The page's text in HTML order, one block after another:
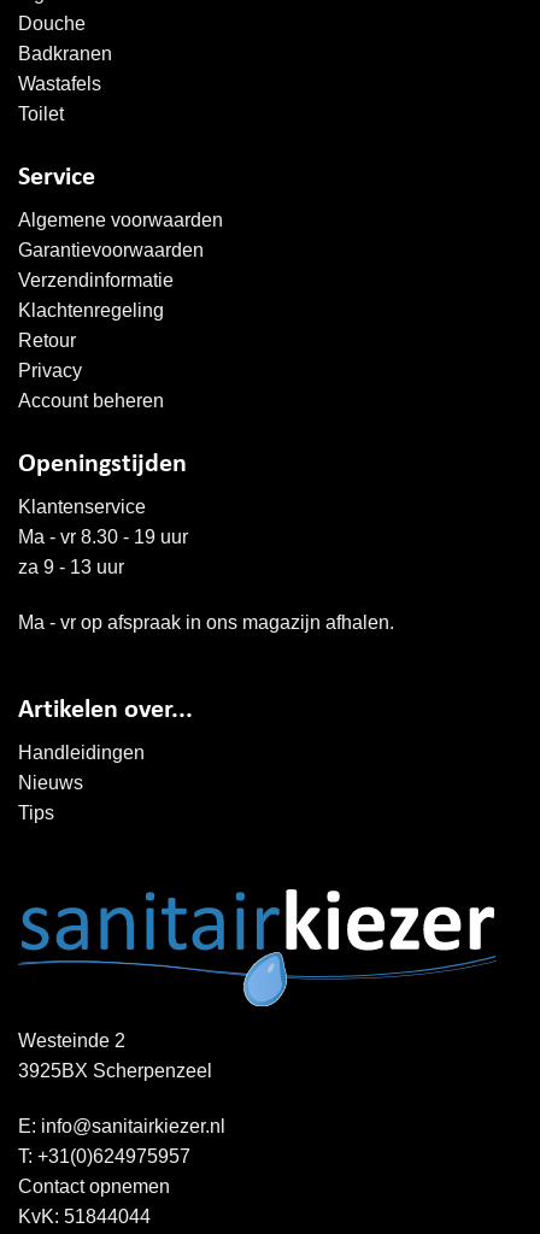
Douche
Badkranen
Wastafels
Toilet
Service
Algemene voorwaarden
Garantievoorwaarden
Verzendinformatie
Klachtenregeling
Retour
Privacy
Account beheren
Openingstijden
Klantenservice
Ma - vr 8.30 - 19 uur
za 9 - 13 uur
Ma - vr op afspraak in ons magazijn afhalen.
Artikelen over...
Handleidingen
Nieuws
Tips
Westeinde 2
3925BX Scherpenzeel
E: info@sanitairkiezer.nl
T: +31(0)624975957
Contact opnemen
KvK: 51844044